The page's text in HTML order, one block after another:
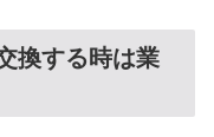
換する時は業